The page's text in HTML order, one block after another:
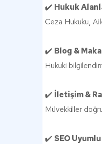
✔️ Hukuk
Ceza Hukuku,
✔️ Blog &
Hukuki
✔️ İletişim &
Müvekkiller
✔️ SEO